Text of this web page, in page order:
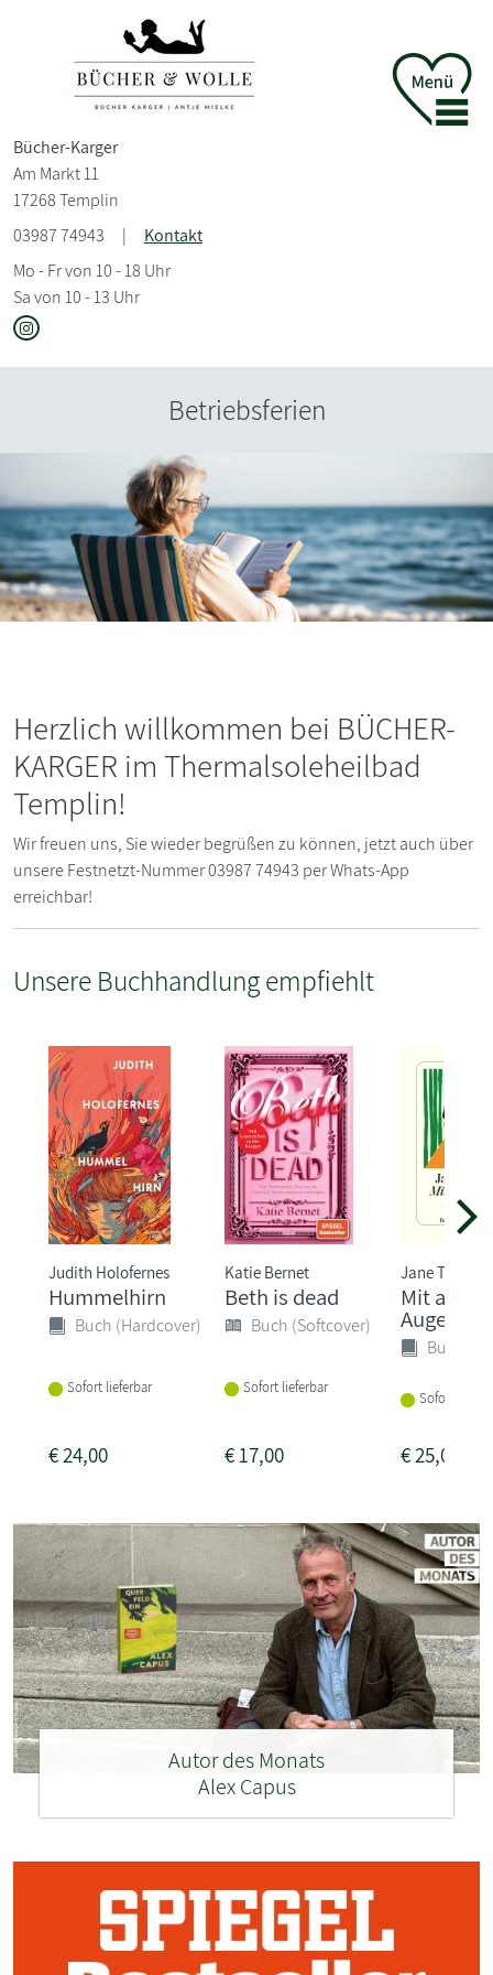
Bücher-Karger
Am Markt 11
17268 Templin
03987 74943
|
Kontakt
Mo - Fr von 10 - 18 Uhr
Sa von 10 - 13 Uhr
Betriebsferien
Herzlich willkommen bei BÜCHER-
KARGER im Thermalsoleheilbad
Templin!
Wir freuen uns, Sie wieder begrüßen zu können, jetzt auch über
unsere Festnetzt-Nummer 03987 74943 per Whats-App
erreichbar!
Unsere Buchhandlung empfiehlt
Judith Holofernes
Hummelhirn
Buch (Hardcover)
Sofort lieferbar
€24,00
Katie Bernet
Beth is dead
Buch (Softcover)
Sofort lieferbar
€17,00
Jane Tara
Mit
Augen
Buch
Sofort
€25,00
Autor des Monats
Alex Capus